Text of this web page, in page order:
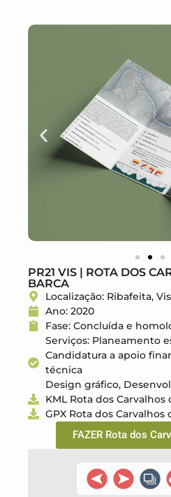
PR21 VIS | ROTA DOS
BARCA
Localização: Ribafeita,
Ano: 2020
Fase: Concluída e
Serviços: Planeamento
Candidatura a apoio
técnica
Design gráfico,
KML Rota dos Carvalhos
GPX Rota dos Carvalhos
FAZER Rota dos